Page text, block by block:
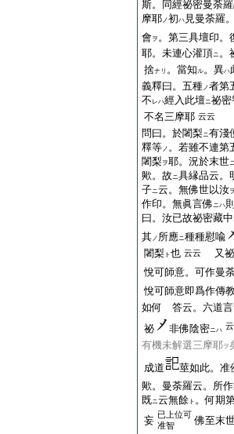
斯。同經祕密曼荼
摩耶ノ初ハ 見曼荼羅
會ヲ 。第三具壇印。
耶。未連心灌頂ニ。
捨ナリ 。當知ル。異ハ
義釋曰。五種ノ者第
不 レハ經入此壇ニ祕密
不名三摩耶 云云
問曰。於闍梨ニ有淺
釋等ノ 。若雖不連第
闍梨ヲ耶。況於末世
歟。故ニ具縁品云。
子ニ云。無佛世以汝
作印。無眞言佛ニハ
曰。汝已故祕密藏中
其ノ 所應ニ種種慰喩
闍梨 ト 也 云云
又祕
悅可師意。可作曼
悅可師意即爲作傳
如何 答云。六道言
祕
非佛陰密ニハ
有機未解選三摩耶ヲ
成道
莖如此。准
歟。曼荼羅云。所
既ニ云無餘 ト 。何期
妄 已上位可
准智
佛至末